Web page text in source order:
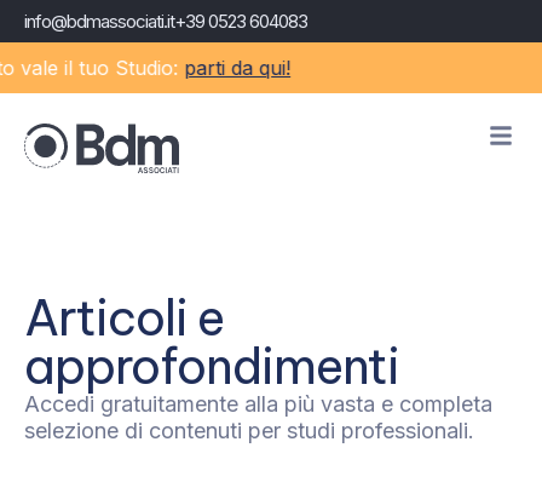
info@bdmassociati.it+39 0523 604083
il tuo Studio:parti da qui!
Articoli e
approfondimenti
Accedi gratuitamente alla più vasta e completa
selezione di contenuti per studi professionali.